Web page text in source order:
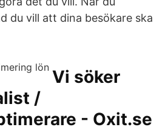
du vill att dina besökare ska
Vi söker
/
- Oxit.se